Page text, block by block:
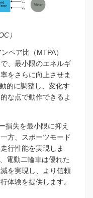
）
ペア比（MTPA）
、最小限のエネルギ
をさらに向上させま
的に調整し、変化す
な点で動作できるよ
損失を最小限に抑え
方、スポーツモード
行性能を実現しま
電動二輪車は優れた
を実現し、より信頼
体験を提供します。